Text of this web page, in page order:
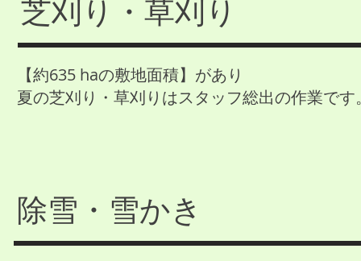
芝刈り・草刈り
【約635 haの敷地面積】があり
夏の芝刈り・草刈りはスタッフ総出の作業です
除雪・雪かき